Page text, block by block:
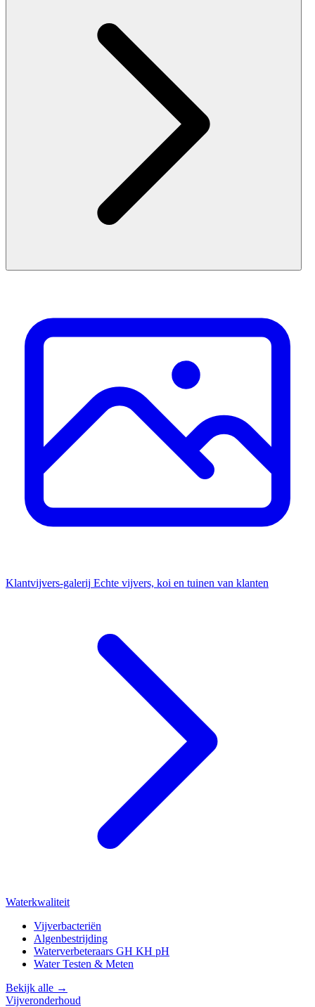
Klantvijvers-galerij Echte vijvers, koi en tuinen van klanten
Waterkwaliteit
Vijverbacteriën
Algenbestrijding
Waterverbeteraars GH KH pH
Water Testen & Meten
Bekijk alle →
Vijveronderhoud